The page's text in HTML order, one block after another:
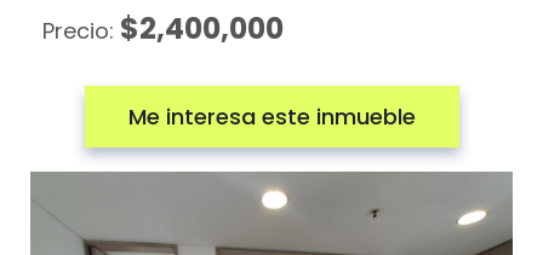
Precio: $2,400,000
Me interesa este inmueble